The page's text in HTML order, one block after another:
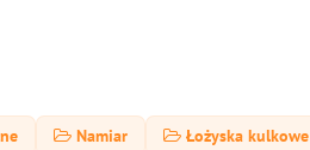
Namiar Łożyska kulkowe